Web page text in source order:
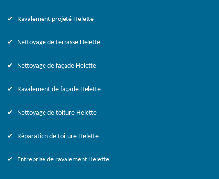
Ravalement projeté Helette
Nettoyage de terrasse Helette
Nettoyage de façade Helette
Ravalement de façade Helette
Nettoyage de toiture Helette
Réparation de toiture Helette
Entreprise de ravalement Helette